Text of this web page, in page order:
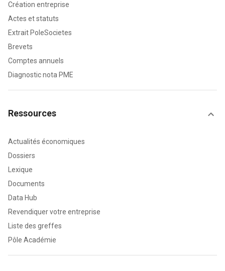
Création entreprise
Actes et statuts
Extrait PoleSocietes
Brevets
Comptes annuels
Diagnostic nota PME
Ressources
Actualités économiques
Dossiers
Lexique
Documents
Data Hub
Revendiquer votre entreprise
Liste des greffes
Pôle Académie